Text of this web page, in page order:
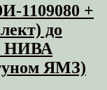
1109080 +
до
НИВА
ЯМЗ)